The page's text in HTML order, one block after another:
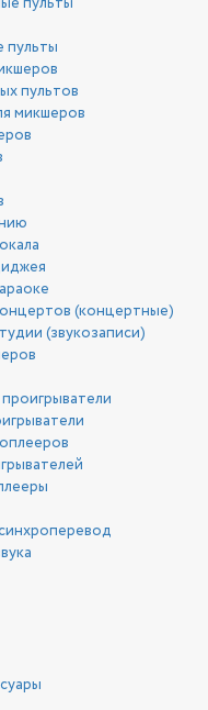
пульты
пультов
микшеров
(концертные)
(звукозаписи)